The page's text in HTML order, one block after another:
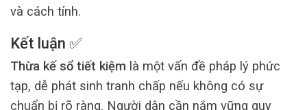
và cách tính.
Kết luận ✅
Thừa kế sổ tiết kiệm là một vấn đề pháp lý phức
tạp, dễ phát sinh tranh chấp nếu không có sự
chuẩn bị rõ ràng. Người dân cần nắm vững quy